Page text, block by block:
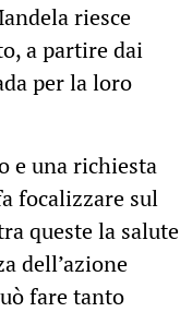
riesce
a partire dai
per la loro
e una richiesta
focalizzare sul
queste la salute
dell’azione
fare tanto